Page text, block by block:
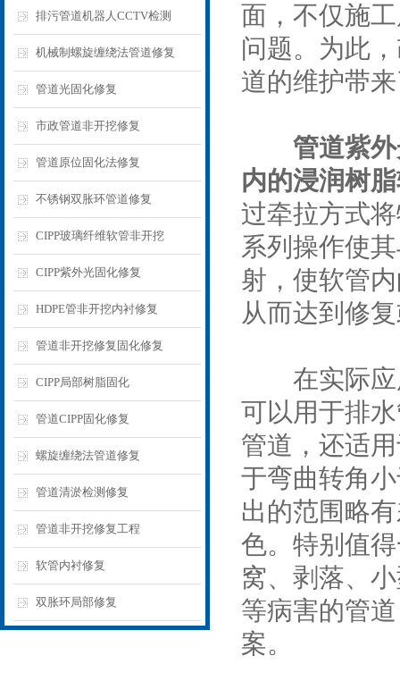
排污管道机器人CCTV检测
机械制螺旋缠绕法管道修复
管道光固化修复
市政管道非开挖修复
管道原位固化法修复
不锈钢双胀环管道修复
CIPP玻璃纤维软管非开挖
CIPP紫外光固化修复
HDPE管非开挖内衬修复
管道非开挖修复固化修复
CIPP局部树脂固化
管道CIPP固化修复
螺旋缠绕法管道修复
管道清淤检测修复
管道非开挖修复工程
软管内衬修复
双胀环局部修复
面，不仅施
问题。为此
道的维护带
管道紫
内的浸润树
过牵拉方式
系列操作使
射，使软管
从而达到修
在实际应
可以用于排
管道，还适
于弯曲转角
出的范围略
色。特别值
窝、剥落、
等病害的管
案。